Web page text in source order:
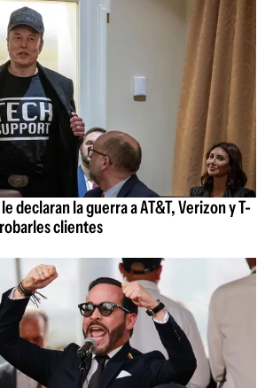
declaran la guerra a AT&T, Verizon y T-
clientes